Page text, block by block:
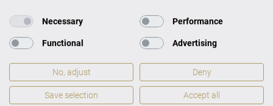
KLAVIERBAUER /
KONZERTTECHNIKER
Necessary Performance
Functional Advertising
No, adjust Deny
Save selection Accept all